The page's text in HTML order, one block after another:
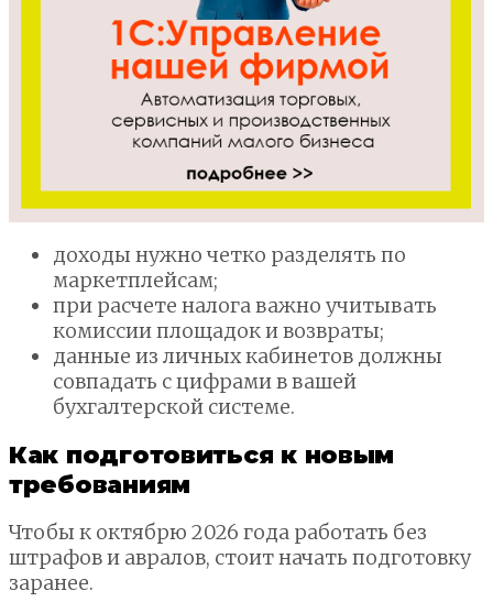
доходы нужно четко разделять по
маркетплейсам;
при расчете налога важно учитывать
комиссии площадок и возвраты;
данные из личных кабинетов должны
совпадать с цифрами в вашей
бухгалтерской системе.
Как подготовиться к новым
требованиям
Чтобы к октябрю 2026 года работать без
штрафов и авралов, стоит начать подготовку
заранее.